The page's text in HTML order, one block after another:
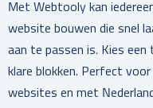
Met Webtooly kan
website bouwen die snel
aan te passen is. Kies
klare blokken. Perfect
websites en met